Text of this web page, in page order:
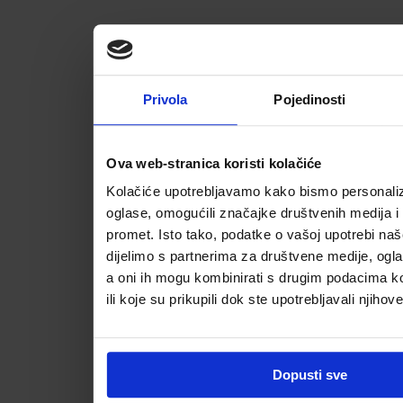
Privola Pojedinosti
Ova web-stranica koristi kolačiće
Kolačiće upotrebljavamo kako bismo
oglase, omogućili značajke društvenih medija i
promet. Isto tako, podatke o vašoj upotrebi
dijelimo s partnerima za društvene medije,
a oni ih mogu kombinirati s drugim podacima
ili koje su prikupili dok ste upotrebljavali
Dopusti sve